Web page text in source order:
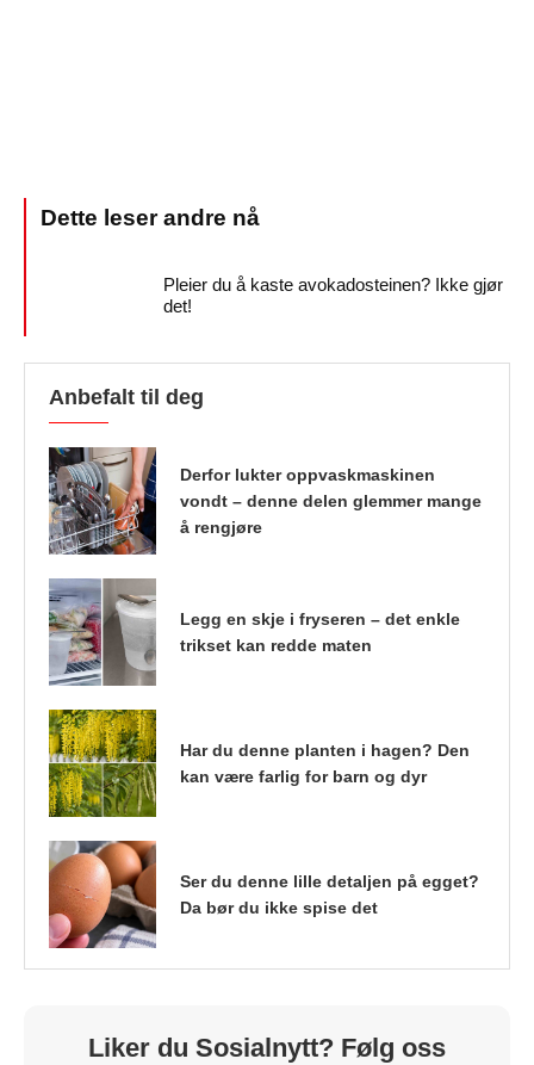
Pleier du å kaste avokadosteinen? Ikke gjør
det!
Anbefalt til deg
Derfor lukter oppvaskmaskinen
vondt – denne delen glemmer mange
å rengjøre
Legg en skje i fryseren – det enkle
trikset kan redde maten
Har du denne planten i hagen? Den
kan være farlig for barn og dyr
Ser du denne lille detaljen på egget?
Da bør du ikke spise det
Liker du Sosialnytt? Følg oss